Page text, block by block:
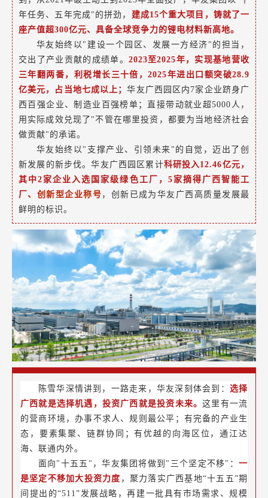
年任务、五年完成"的拼劲， 建成15个重大项目，铸就了一
座产值超300亿元、具备全球竞争力的锂电材料新高地。
华友始终以"建设一个园区、发展一方经济"的担当，
交出了产业贡献的成绩单。 2023至2025年，实现基地营收
三年翻两番，利税增长三十倍，2025年进出口额突破28.9
亿美元，占当地七成以上；华友广西园区内7家企业跻身广
西百强企业、制造业百强榜单；直接带动就业超5000人，
用实际成效兑现了"不管在哪里投资，都要为当地经济社会
做贡献"的承诺。
华友始终以"支撑产业、引领未来"的自觉，迈出了创
新发展的新步伐。华友广西园区累计科研投入12.46亿元，
其中2家企业入选国家级绿色工厂，5家摘得广西智能工
厂、创新型企业称号 ，创新已成为华友广西高质量发展最
鲜明的标识。
陈雪华深情讲到，一路走来，华友深刻体会到： 选择
广西就是选择机遇，投资广西就是投资未来。这里有一流
的营商环境，办事不求人、规则最公平；有完备的产业生
态，要素集聚、链群协同；有优越的向海区位，通江达
海、联通内外。
面向"十五五"，华友集团将做到"三个坚定不移"： 一
是坚定不移加大投资力度 ，聚力落实广西基地“十五五”期
间提出的“511”发展战略，再建一批具有市场需求、规模